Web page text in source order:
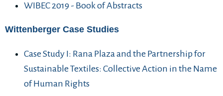
WIBEC 2019 - Book of Abstracts
Wittenberger Case Studies
Case Study I: Rana Plaza and the Partnership for
Sustainable Textiles: Collective Action in the Name
of Human Rights